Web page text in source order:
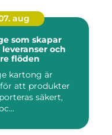
aug
som skapar
och
flöden
kartong är
att produkter
säkert,